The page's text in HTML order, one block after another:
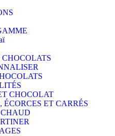
CHOCOLAT
ÉCORCES ET CARRÉS